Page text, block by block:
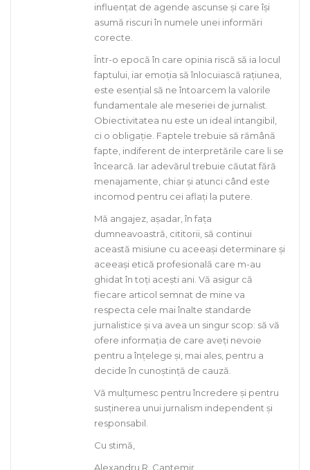
influențat de agende ascunse și care își
asumă riscuri în numele unei informări
corecte.
Într-o epocă în care opinia riscă să ia locul
faptului, iar emoția să înlocuiască rațiunea,
este esențial să ne întoarcem la valorile
fundamentale ale meseriei de jurnalist.
Obiectivitatea nu este un ideal intangibil,
ci o obligație. Faptele trebuie să rămână
fapte, indiferent de interpretările care li se
încearcă. Iar adevărul trebuie căutat fără
menajamente, chiar și atunci când este
incomod pentru cei aflați la putere.
Mă angajez, așadar, în fața
dumneavoastră, cititorii, să continui
această misiune cu aceeași determinare și
aceeași etică profesională care m-au
ghidat în toți acești ani. Vă asigur că
fiecare articol semnat de mine va
respecta cele mai înalte standarde
jurnalistice și va avea un singur scop: să vă
ofere informația de care aveți nevoie
pentru a înțelege și, mai ales, pentru a
decide în cunoștință de cauză.
Vă mulțumesc pentru încredere și pentru
susținerea unui jurnalism independent și
responsabil.
Cu stimă,
Alexandru R. Cantemir